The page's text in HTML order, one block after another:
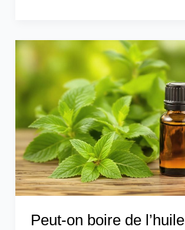
Peut-on boire de l’huile
Peut-
boire
l’huile
essentielle
de
menthe
poivrée
?